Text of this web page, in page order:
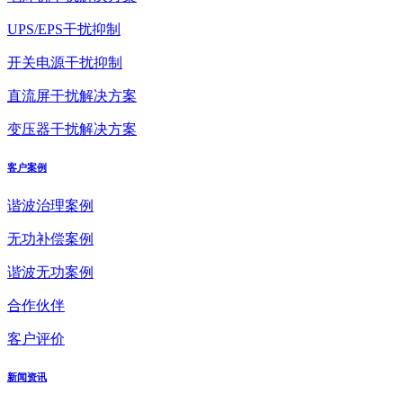
UPS/EPS干扰抑制
开关电源干扰抑制
直流屏干扰解决方案
变压器干扰解决方案
客户案例
谐波治理案例
无功补偿案例
谐波无功案例
合作伙伴
客户评价
新闻资讯